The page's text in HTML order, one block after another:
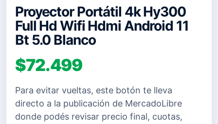
Proyector Portátil 4k Hy300
Full Hd Wifi Hdmi Android 11
Bt 5.0 Blanco
$72.499
Para evitar vueltas, este botón te lleva
directo a la publicación de MercadoLibre
donde podés revisar precio final, cuotas,